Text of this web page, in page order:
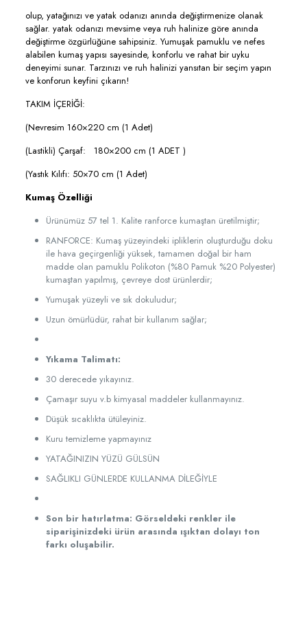
olup, yatağınızı ve yatak odanızı anında değiştirmenize olanak
sağlar. yatak odanızı mevsime veya ruh halinize göre anında
değiştirme özgürlüğüne sahipsiniz. Yumuşak pamuklu ve nefes
alabilen kumaş yapısı sayesinde, konforlu ve rahat bir uyku
deneyimi sunar. Tarzınızı ve ruh halinizi yansıtan bir seçim yapın
ve konforun keyfini çıkarın!
TAKIM İÇERİĞİ:
(Nevresim 160×220 cm (1 Adet)
(Lastikli) Çarşaf: 180×200 cm (1 ADET )
(Yastık Kılıfı: 50×70 cm (1 Adet)
Kumaş Özelliği
Ürünümüz 57 tel 1. Kalite ranforce kumaştan üretilmiştir;
RANFORCE: Kumaş yüzeyindeki ipliklerin oluşturduğu doku
ile hava geçirgenliği yüksek, tamamen doğal bir ham
madde olan pamuklu Polikoton (%80 Pamuk %20 Polyester)
kumaştan yapılmış, çevreye dost ürünlerdir;
Yumuşak yüzeyli ve sık dokuludur;
Uzun ömürlüdür, rahat bir kullanım sağlar;
Yıkama Talimatı:
30 derecede yıkayınız.
Çamaşır suyu v.b kimyasal maddeler kullanmayınız.
Düşük sıcaklıkta ütüleyiniz.
Kuru temizleme yapmayınız
YATAĞINIZIN YÜZÜ GÜLSÜN
SAĞLIKLI GÜNLERDE KULLANMA DİLEĞİYLE
Son bir hatırlatma: Görseldeki renkler ile
siparişinizdeki ürün arasında ışıktan dolayı ton
farkı oluşabilir.